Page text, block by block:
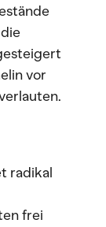
vor
radikal
frei